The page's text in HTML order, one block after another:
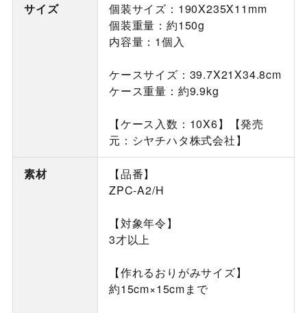
サイズ
個装サイズ：190X235X11mm
個装重量：約150g
内容量：1個入
ケースサイズ：39.7X21X34.8cm
ケース重量：約9.9kg
【ケース入数：10X6】【発売
元：シヤチハタ株式会社】
素材
【品番】
ZPC-A2/H
【対象年令】
3才以上
【作れるおりがみサイズ】
約15cm×15cmまで